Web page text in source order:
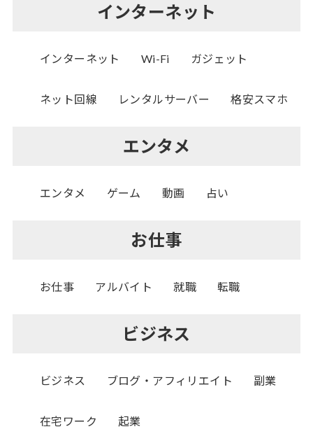
インターネット
インターネット Wi-Fi ガジェット
ネット回線 レンタルサーバー 格安スマホ
エンタメ
エンタメ ゲーム 動画 占い
お仕事
お仕事 アルバイト 就職 転職
ビジネス
ビジネス ブログ・アフィリエイト 副業
在宅ワーク 起業